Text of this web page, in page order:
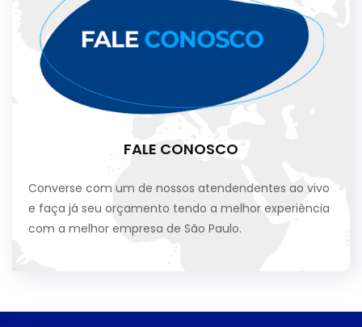
FALE CONOSCO
Converse com um de nossos atendendentes ao vivo
e faça já seu orçamento tendo a melhor experiência
com a melhor empresa de São Paulo.